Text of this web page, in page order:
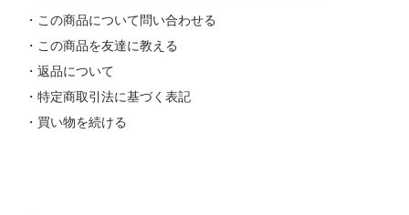
・この商品について問い合わせる
・この商品を友達に教える
・返品について
・特定商取引法に基づく表記
・買い物を続ける